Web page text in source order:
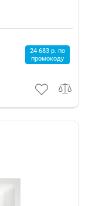
24 683 р. по
промокоду